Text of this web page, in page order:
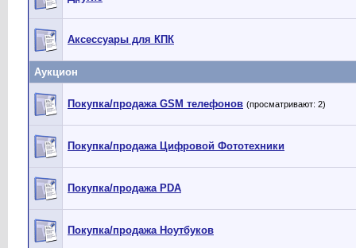
Аксессуары для КПК
Аукцион
Покупка/продажа GSM телефонов (просматривают: 2)
Покупка/продажа Цифровой Фототехники
Покупка/продажа PDA
Покупка/продажа Ноутбуков